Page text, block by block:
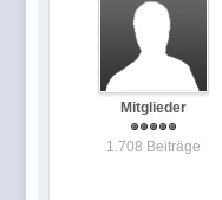
Mitglieder
1.708 Beiträge